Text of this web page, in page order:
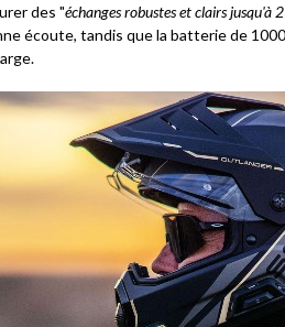
des "échanges robustes et clairs jusqu'à
écoute, tandis que la batterie de